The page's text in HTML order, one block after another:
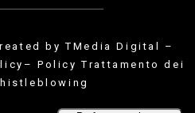
byTMedia Digital –
– Policy Trattamento dei